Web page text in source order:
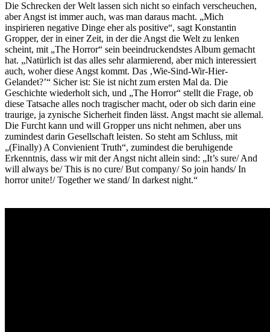
Die Schrecken der Welt lassen sich nicht so einfach verscheuchen,
aber Angst ist immer auch, was man daraus macht. „Mich
inspirieren negative Dinge eher als positive“, sagt Konstantin
Gropper, der in einer Zeit, in der die Angst die Welt zu lenken
scheint, mit „The Horror“ sein beeindruckendstes Album gemacht
hat. „Natürlich ist das alles sehr alarmierend, aber mich interessiert
auch, woher diese Angst kommt. Das ‚Wie-Sind-Wir-Hier-
Gelandet?’“ Sicher ist: Sie ist nicht zum ersten Mal da. Die
Geschichte wiederholt sich, und „The Horror“ stellt die Frage, ob
diese Tatsache alles noch tragischer macht, oder ob sich darin eine
traurige, ja zynische Sicherheit finden lässt. Angst macht sie allemal.
Die Furcht kann und will Gropper uns nicht nehmen, aber uns
zumindest darin Gesellschaft leisten. So steht am Schluss, mit
„(Finally) A Convienient Truth“, zumindest die beruhigende
Erkenntnis, dass wir mit der Angst nicht allein sind: „It’s sure/ And
will always be/ This is no cure/ But company/ So join hands/ In
horror unite!/ Together we stand/ In darkest night.“